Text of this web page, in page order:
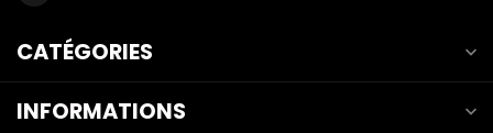
CATÉGORIES
INFORMATIONS